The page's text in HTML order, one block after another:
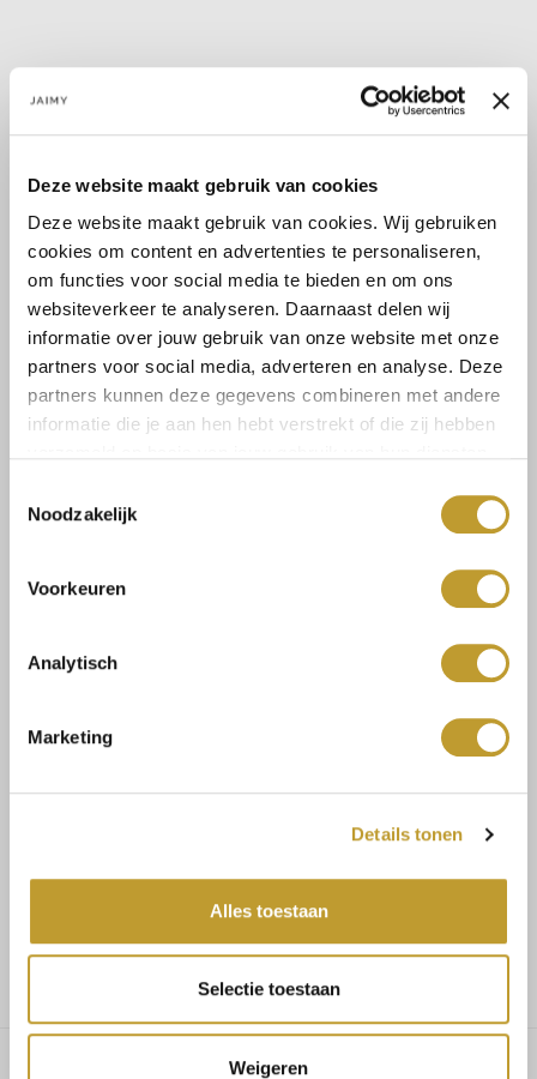
Deze website maakt gebruik van cookies
Deze website maakt gebruik van cookies. Wij gebruiken
cookies om content en advertenties te personaliseren,
om functies voor social media te bieden en om ons
websiteverkeer te analyseren. Daarnaast delen wij
informatie over jouw gebruik van onze website met onze
partners voor social media, adverteren en analyse. Deze
partners kunnen deze gegevens combineren met andere
informatie die je aan hen hebt verstrekt of die zij hebben
Noodzakelijk
Voorkeuren
Analytisch
Marketing
Details tonen
Alles toestaan
Selectie toestaan
Weigeren
rok en een cropped top. De set is gemaakt met een plisse stof
en heeft een split aan de linkerzijde. Prachtig samen maar ook
los leuk te combineren....
Lees meer
Maat:
Size guide Verzenden & retourneren